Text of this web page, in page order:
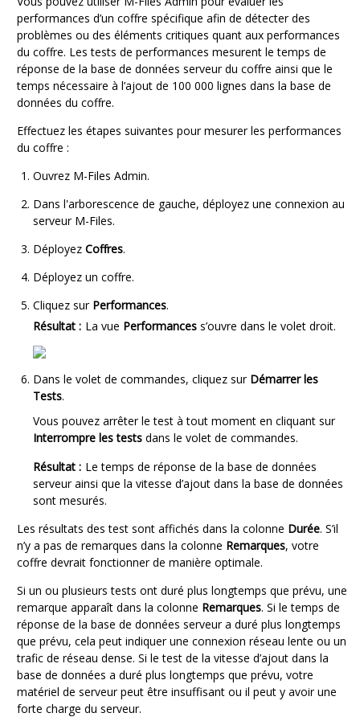
performances d’un coffre spécifique afin de détecter des
problèmes ou des éléments critiques quant aux performances
du coffre. Les tests de performances mesurent le temps de
réponse de la base de données serveur du coffre ainsi que le
temps nécessaire à l’ajout de 100 000 lignes dans la base de
données du coffre.
Effectuez les étapes suivantes pour mesurer les performances
du coffre :
Ouvrez M-Files Admin.
Dans l'arborescence de gauche, déployez une connexion au
serveur M-Files.
Déployez Coffres.
Déployez un coffre.
Cliquez sur Performances.
Résultat : La vue Performances s’ouvre dans le volet droit.
Dans le volet de commandes, cliquez sur Démarrer les
Tests.
Vous pouvez arrêter le test à tout moment en cliquant sur
Interrompre les tests dans le volet de commandes.
Résultat : Le temps de réponse de la base de données
serveur ainsi que la vitesse d’ajout dans la base de données
sont mesurés.
Les résultats des test sont affichés dans la colonne Durée. S’il
n’y a pas de remarques dans la colonne Remarques, votre
coffre devrait fonctionner de manière optimale.
Si un ou plusieurs tests ont duré plus longtemps que prévu, une
remarque apparaît dans la colonne Remarques. Si le temps de
réponse de la base de données serveur a duré plus longtemps
que prévu, cela peut indiquer une connexion réseau lente ou un
trafic de réseau dense. Si le test de la vitesse d’ajout dans la
base de données a duré plus longtemps que prévu, votre
matériel de serveur peut être insuffisant ou il peut y avoir une
forte charge du serveur.